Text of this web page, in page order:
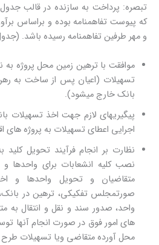
تبصره: پرداخت به سازنده در قالب
که پیوست تفاهمنامه بوده و براساس
و مهر طرفین تفاهمنامه رسیده باشد.
موافقت با ترهین زمین محل پروژه
تسهیلات (اعیان پس از ساخت به
بانک خارج میشود).
پیگیریهای لازم جهت اخذ تسهیلات
اجرایی اعطای تسهیلات به پروژه های
نظارت بر انجام فرآیند تحویل
نصب کلیه انشعابات برای واحدها و
متقاضیان و تحویل واحدها و
صورتمجلس تفکیکی، ترهین در
واحد، صدور سند و نقل و انتقال به
های امور فوق در صورت انجام آنها
محل آورده متقاضی ویا تسهیلات